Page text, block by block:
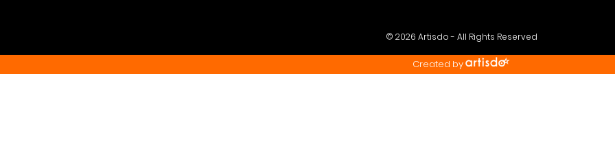
© 2026 Artisdo - All Rights Reserved
Created by